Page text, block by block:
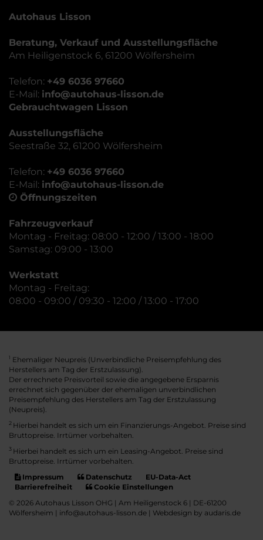
Autohaus Lisson
Beratung, Verkauf und Ausstellungsfläche
Am Heiligenstock 6, 61200 Wölfersheim
Telefon: +49 6036 97660
E-Mail: info@autohaus-lisson.de
Gebrauchtwagen Lisson
Ausstellungsfläche
Seestraße 32, 61200 Wölfersheim
Telefon: +49 6036 97660
E-Mail: info@autohaus-lisson.de
Öffnungszeiten
Fahrzeugverkauf
Montag - Freitag: 08:00 - 12:00 / 13:00 - 18:00
Samstag: 09:00 - 13:00
Werkstatt
Montag - Freitag:
08:00 - 09:00 / 09:30 - 12:00 / 13:00 - 17:00
1
Ehemaliger Neupreis (Unverbindliche Preisempfehlung des
Herstellers am Tag der Erstzulassung).
Der errechnete Preisvorteil sowie die angegebene Ersparnis
errechnet sich gegenüber der ehemaligen unverbindlichen
Preisempfehlung des Herstellers am Tag der Erstzulassung
(Neupreis).
2 Hierbei handelt es sich um ein Finanzierungs-Angebot. Preise sind
Bruttopreise. Irrtümer vorbehalten.
3 Hierbei handelt es sich um ein Leasing-Angebot. Preise sind
Bruttopreise. Irrtümer vorbehalten.
Impressum
Datenschutz
EU-Data-Act
Barrierefreiheit
Cookie Einstellungen
© 2026 Autohaus Lisson OHG | Am Heiligenstock 6 | DE-61200
Wölfersheim | info@autohaus-lisson.de | Webdesign by audaris.de